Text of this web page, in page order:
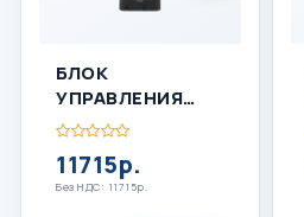
БЛОК
УПРАВЛЕНИЯ
ГБО LOVATO C-
11715р.
Без НДС: 11715р.